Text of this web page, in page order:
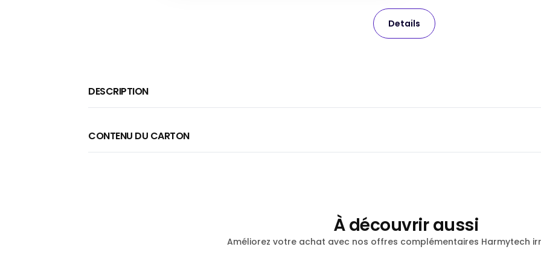
gallery
Details
DESCRIPTION
CONTENU DU CARTON
À découvrir aussi
Améliorez votre achat avec nos offres complémentaires Harmytech